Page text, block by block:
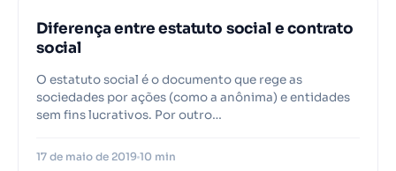
Diferença entre estatuto social e contrato
social
O estatuto social é o documento que rege as
sociedades por ações (como a anônima) e entidades
sem fins lucrativos. Por outro…
17 de maio de 2019 10 min